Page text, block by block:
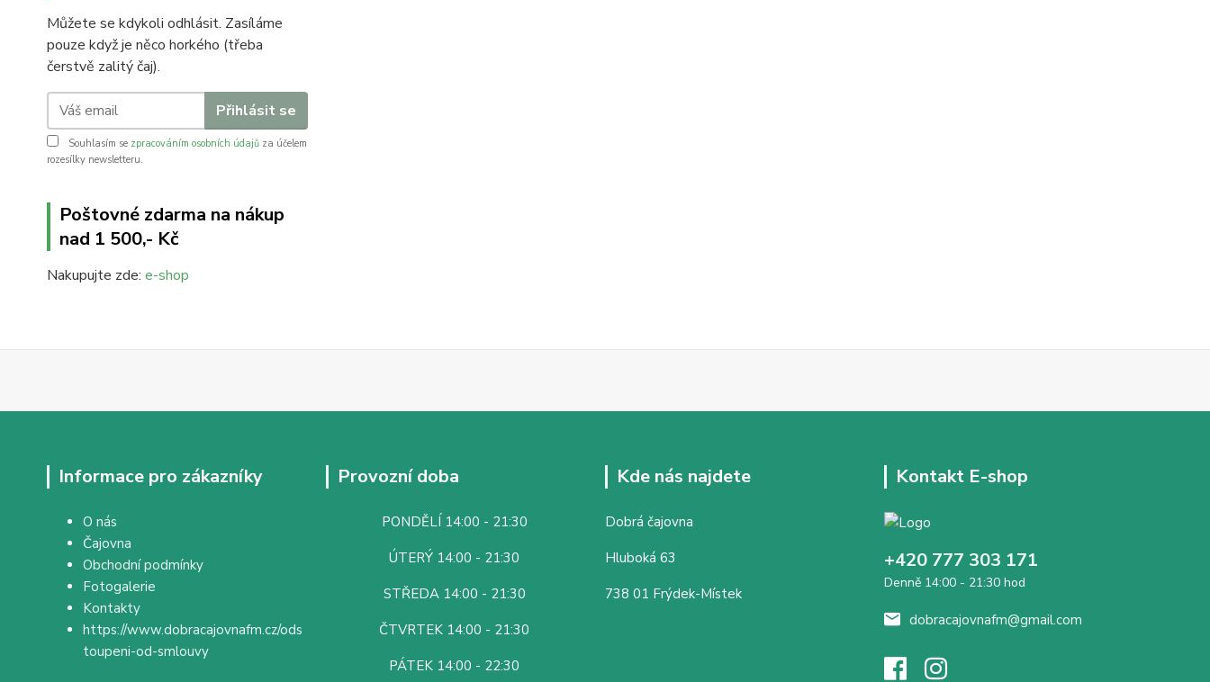
Můžete se kdykoli odhlásit. Zasíláme
pouze když je něco horkého (třeba
čerstvě zalitý čaj).
Přihlásit se
Souhlasím se zpracováním osobních údajů za účelem
rozesílky newsletteru.
Poštovné zdarma na nákup
nad 1 500,- Kč
Nakupujte zde: e-shop
Informace pro zákazníky
O nás
Čajovna
Obchodní podmínky
Fotogalerie
Kontakty
https://www.dobracajovnafm.cz/ods
toupeni-od-smlouvy
Provozní doba
PONDĚLÍ 14:00 - 21:30
ÚTERÝ 14:00 - 21:30
STŘEDA 14:00 - 21:30
ČTVRTEK 14:00 - 21:30
PÁTEK 14:00 - 22:30
Kde nás najdete
Dobrá čajovna
Hluboká 63
738 01 Frýdek-Místek
Kontakt E-shop
+420 777 303 171
Denně 14:00 - 21:30 hod
dobracajovnafm@gmail.com